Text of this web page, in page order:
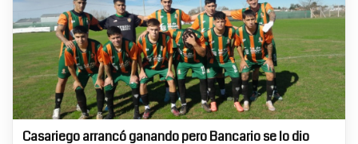
Casariego arrancó ganando pero Bancario se lo dio